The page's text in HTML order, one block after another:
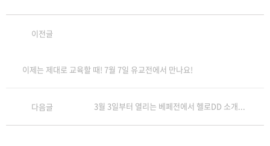
이전글
이제는 제대로 교육할 때! 7월 7일 유교전에서 만나요!
다음글 3월 3일부터 열리는 베페전에서 헬로DD 소개...